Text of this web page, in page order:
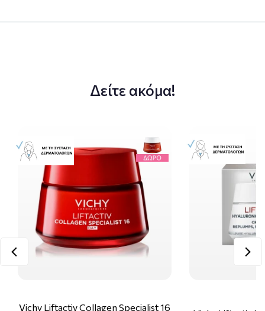
Δείτε ακόμα!
Vichy Liftactiv Collagen Specialist 16